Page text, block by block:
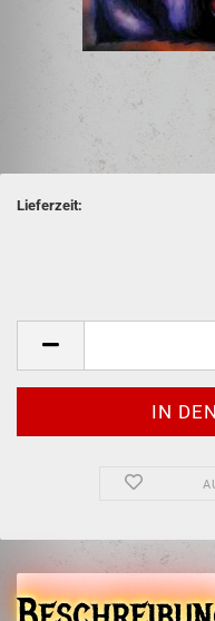
Lieferzeit: